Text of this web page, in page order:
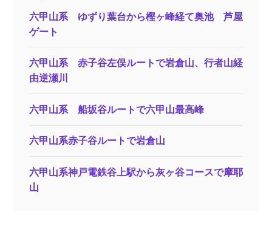
六甲山系 ゆずり葉台から樫ヶ峰経て奥池 芦屋
ゲート
六甲山系 赤子谷左俣ルートで岩倉山、行者山経
由逆瀬川
六甲山系 船坂谷ルートで六甲山最高峰
六甲山系赤子谷ルートで岩倉山
六甲山系神戸電鉄谷上駅から灰ヶ谷コースで摩耶
山